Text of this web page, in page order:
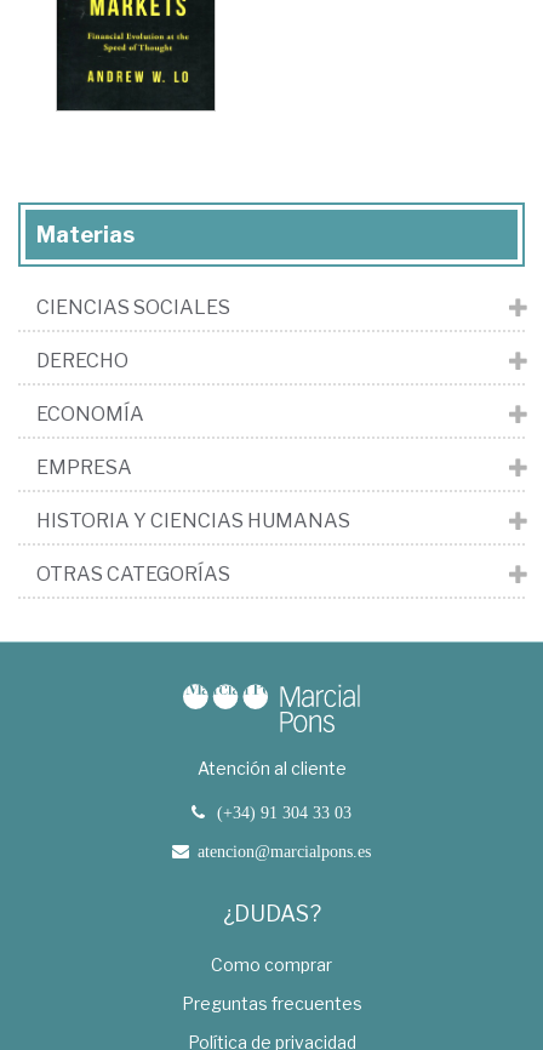
Materias
CIENCIAS SOCIALES
DERECHO
ECONOMÍA
EMPRESA
HISTORIA Y CIENCIAS HUMANAS
OTRAS CATEGORÍAS
Atención al cliente
(+34) 91 304 33 03
atencion@marcialpons.es
¿DUDAS?
Como comprar
Preguntas frecuentes
Política de privacidad